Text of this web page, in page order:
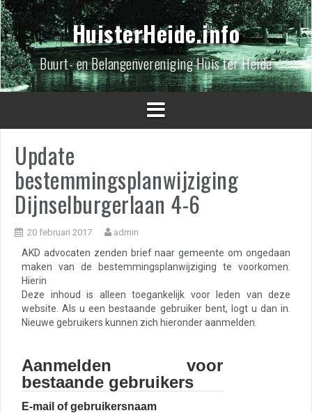
Spring
naar
inhoud
HuisterHeide.info
Buurt- en Belangenvereniging Huis ter Heide
Update
bestemmingsplanwijziging
Dijnselburgerlaan 4-6
20 februari 2017 admin
AKD advocaten zenden brief naar gemeente om ongedaan
maken van de bestemmingsplanwijziging te voorkomen.
Hierin
Deze inhoud is alleen toegankelijk voor leden van deze
website. Als u een bestaande gebruiker bent, logt u dan in.
Nieuwe gebruikers kunnen zich hieronder aanmelden.
Aanmelden voor
bestaande gebruikers
E-mail of gebruikersnaam